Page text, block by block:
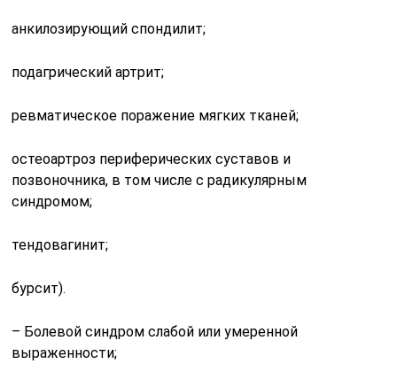
анкилозирующий спондилит;
подагрический артрит;
ревматическое поражение мягких тканей;
остеоартроз периферических суставов и
позвоночника, в том числе с радикулярным
синдромом;
тендовагинит;
бурсит).
– Болевой синдром слабой или умеренной
выраженности;